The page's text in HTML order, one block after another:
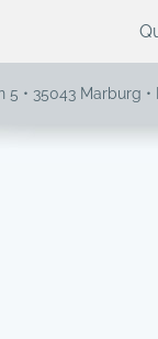
• 35043 Marburg •